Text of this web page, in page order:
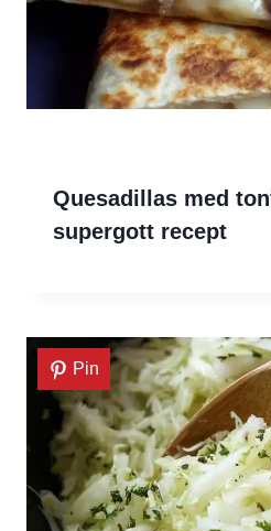
Quesadillas med
supergott recept
Pin